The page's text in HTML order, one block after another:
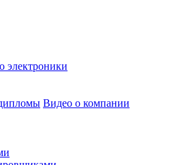
электроники
Видео о компании